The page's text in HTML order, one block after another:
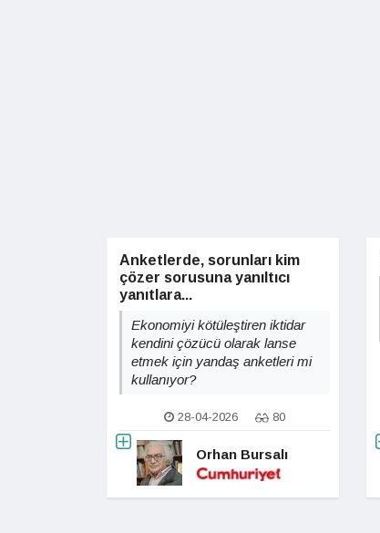
Anketlerde, sorunları kim
çözer sorusuna yanıltıcı
yanıtlara...
Ekonomiyi kötüleştiren iktidar
kendini çözücü olarak lanse
etmek için yandaş anketleri mi
kullanıyor?
28-04-2026 80
Orhan Bursalı